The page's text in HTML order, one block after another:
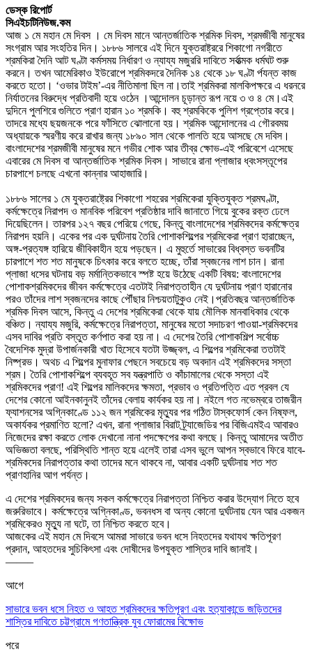
ডেস্ক রিপোর্ট
সিএইচটিনিউজ.কম
আজ ১ মে মহান মে দিবস । মে দিবস মানে আন্তর্জাতিক শ্রমিক দিবস, শ্রমজীবী মানুষের
সংগ্রাম আর সংহতির দিন। ১৮৮৬ সালরে এই দিনে যুক্তরাষ্ট্ররে শিকাগো নগরীতে
শ্রমকিরা দৈনি আট ঘণ্টা কর্মসময় নির্ধারণ ও ন্যায্য মজুররি দাবিতে সর্বাত্মক ধর্মঘট শুরু
করনে। তখন আমেরিকাও ইউরোপে শ্রমিকদরে দৈনিক ১৪ থেকে ১৮ ঘণ্টা র্পযন্ত কাজ
করতে হতো। ‘ওভার টাইম’-এর নীতিমালা ছিল না।তাই শ্রমিকরা মালকিপক্ষরে এ ধরনরে
নির্যাতনের বিরুদ্ধে প্রতিবাদী হয়ে ওঠেন ।আন্দোলন চূড়ান্ত রূপ নয়ে ৩ ও ৪ মে।এই
দুদিনে পুলশিরে গুলিতে প্রাণ হারান ১০ শ্রমকি। বহু শ্রমকিকে পুলিশ গ্রপ্তোর করে।
তাদরে মধ্যে ছয়জনকে পরে ফাঁসিতে ঝোলানো হয়। শ্রমিক আন্দোলনের এ গৌরবময়
অধ্যায়কে স্মরণীয় করে রাখার জন্য ১৮৯০ সাল থেকে পালতি হয়ে আসছে মে দবিস।
বাংলাদেশের শ্রমজীবী মানুষের মনে গভীর শোক আর তীব্র ক্ষোভ-এই পরিবেশে এসেছে
এবারের মে দিবস বা আন্তর্জাতিক শ্রমিক দিবস। সাভারে রানা প্লাজার ধ্বংসস্তূপের
চারপাশে চলছে এখনো কান্নার আহাজারি।
১৮৮৬ সালের ১ মে যুক্তরাষ্ট্রের শিকাগো শহরের শ্রমিকেরা যুক্তিযুক্ত শ্রমঘণ্টা,
কর্মক্ষেত্রে নিরাপদ ও মানবিক পরিবেশ প্রতিষ্ঠার দাবি জানাতে গিয়ে বুকের রক্ত ঢেলে
দিয়েছিলেন। তারপর ১২৭ বছর পেরিয়ে গেছে, কিন্তু বাংলাদেশের শ্রমিকদের কর্মক্ষেত্র
নিরাপদ হয়নি। একের পর এক দুর্ঘটনায় তৈরি পোশাকশিল্পের শ্রমিকেরা প্রাণ হারাচ্ছেন,
অঙ্গ-প্রত্যঙ্গ হারিয়ে জীবিকাহীন হয়ে পড়ছেন। এ মুহুর্তে সাভারের বিধ্বস্ত ভবনটির
চারপাশে শত শত মানুষকে চিৎকার করে বলতে হচ্ছে, তাঁরা স্বজনের লাশ চান। রানা
প্লাজা ধসের ঘটনায় বড় মর্মান্তিকভাবে স্পষ্ট হয়ে উঠেছে একটি বিষয়: বাংলাদেশের
পোশাকশ্রমিকদের জীবন কর্মক্ষেত্রে এতটাই নিরাপত্তাহীন যে দুর্ঘটনায় প্রাণ হারানোর
পরও তাঁদের লাশ স্বজনদের কাছে পৌঁছার নিশ্চয়তাটুকুও নেই। প্রতিবছর আন্তর্জাতিক
শ্রমিক দিবস আসে, কিন্তু এ দেশের শ্রমিকেরা থেকে যায় মৌলিক মানবাধিকার থেকে
বঞ্চিত। ন্যায্য মজুরি, কর্মক্ষেত্রে নিরাপত্তা, মানুষের মতো সদাচরণ পাওয়া-শ্রমিকদের
এসব দাবির প্রতি বস্তুত কর্ণপাত করা হয় না। এ দেশের তৈরি পোশাকশিল্প সর্বোচ্চ
বৈদেশিক মুদ্রা উপার্জনকারী খাত হিসেবে যতটা উজ্জ্বল, এ শিল্পের শ্রমিকেরা ততটাই
নিষ্প্রভ। অথচ এ শিল্পের মুনাফার পেছনে সবচেয়ে বড় অবদান এই শ্রমিকদের সস্তা
শ্রম। তৈরি পোশাকশিল্পে ব্যবহূত সব যন্ত্রপাতি ও কাঁচামালের থেকে সস্তা এই
শ্রমিকদের প্রাণ! এই শিল্পের মালিকদের ক্ষমতা, প্রভাব ও প্রতিপত্তি এত প্রবল যে
দেশের কোনো আইনকানুনই তাঁদের বেলায় কার্যকর হয় না। নইলে গত নভেম্বরে তাজরীন
ফ্যাশনসের অগ্নিকাণ্ডে ১১২ জন শ্রমিকের মৃত্যুর পর গঠিত টাস্কফোর্স কেন নিষ্ফল,
অকার্যকর প্রমাণিত হলো? এখন, রানা প্লাজার বিরাট ট্র্যাজেডির পর বিজিএমইএ আবারও
নিজেদের রক্ষা করতে লোক দেখানো নানা পদক্ষেপের কথা বলছে। কিন্তু আমাদের অতীত
অভিজ্ঞতা বলছে, পরিস্থিতি শান্ত হয়ে এলেই তারা এসব ভুলে আপন স্বভাবে ফিরে যাবে-
শ্রমিকদের নিরাপত্তার কথা তাদের মনে থাকবে না, আবার একটি দুর্ঘটনায় শত শত
প্রাণহানির আগ পর্যন্ত।
এ দেশের শ্রমিকদের জন্য সকল কর্মক্ষেত্রে নিরাপত্তা নিশ্চিত করার উদ্যোগ নিতে হবে
জরুরিভাবে। কর্মক্ষেত্রে অগ্নিকাণ্ড, ভবনধস বা অন্য কোনো দুর্ঘটনায় যেন আর একজন
শ্রমিকেরও মৃত্যু না ঘটে, তা নিশ্চিত করতে হবে।
আজকের এই মহান মে দিবসে আমরা সাভারে ভবন ধসে নিহতদের যথাযথ ক্ষতিপূরণ
প্রদান, আহতদের সুচিকিৎসা এবং দোষীদের উপযুক্ত শাস্তির দাবি জানাই।
——–
আগে
সাভারে ভবন ধসে নিহত ও আহত শ্রমিকদের ক্ষতিপূরণ এবং হত্যাকান্ডে জড়িতদের
শাস্তির দাবিতে চট্টগ্রামে গণতান্ত্রিক যুব ফোরামের বিক্ষোভ
পরে